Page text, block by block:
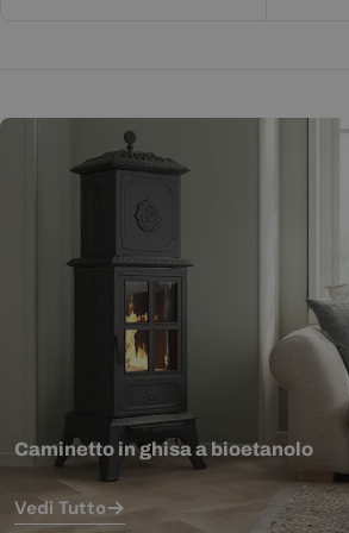
Caminetto in ghisa a bioetanolo
Vedi Tutto